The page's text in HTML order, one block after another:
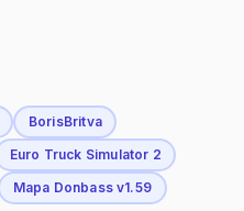
BorisBritva
Euro Truck Simulator 2
Mapa Donbass v1.59